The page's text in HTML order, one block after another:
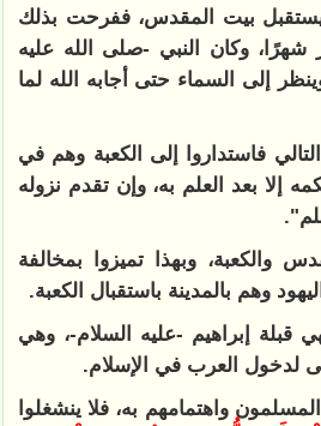
يستقبل بيت المقدس، ففرحت بذلك
وكان النبي -صلى الله عليه
إلى السماء حتى أجابه الله لما
فاستداروا إلى الكعبة وهم في
إلا بعد العلم به، وإن تقدم نزوله
وبهذا تميزوا بمخالفة
وهم بالمدينة باستقبال الكعبة.
قبلة إبراهيم -عليه السلام-، وهي
لدخول العرب في الإسلام.
واهتمامهم به، فلا ينشغلوا